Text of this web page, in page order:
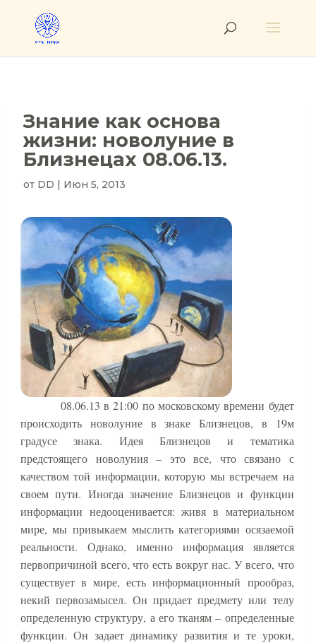
Знание как основа
жизни: новолуние в
Близнецах 08.06.13.
от DD | Июн 5, 2013
08.06.13 в 21:00 по московскому времени будет
происходить новолуние в знаке Близнецов, в 19м
градусе знака. Идея Близнецов и тематика
предстоящего новолуния – это все, что связано с
качеством той информации, которую мы встречаем на
своем пути. Иногда значение Близнецов и функции
информации недооценивается: живя в материальном
мире, мы привыкаем мыслить категориями осязаемой
реальности. Однако, именно информация является
первопричиной всего, что есть вокруг нас. У всего, что
существует в мире, есть информационный прообраз,
некий первозамысел. Он придает предмету или телу
определенную структуру, а его тканям – определенные
функции. Он задает динамику развития и те уроки,